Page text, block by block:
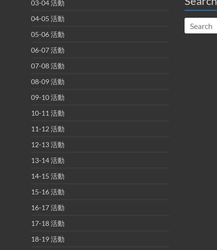
03-04 活動
04-05 活動
05-06 活動
06-07 活動
07-08 活動
08-09 活動
09-10 活動
10-11 活動
11-12 活動
12-13 活動
13-14 活動
14-15 活動
15-16 活動
16-17 活動
17-18 活動
18-19 活動